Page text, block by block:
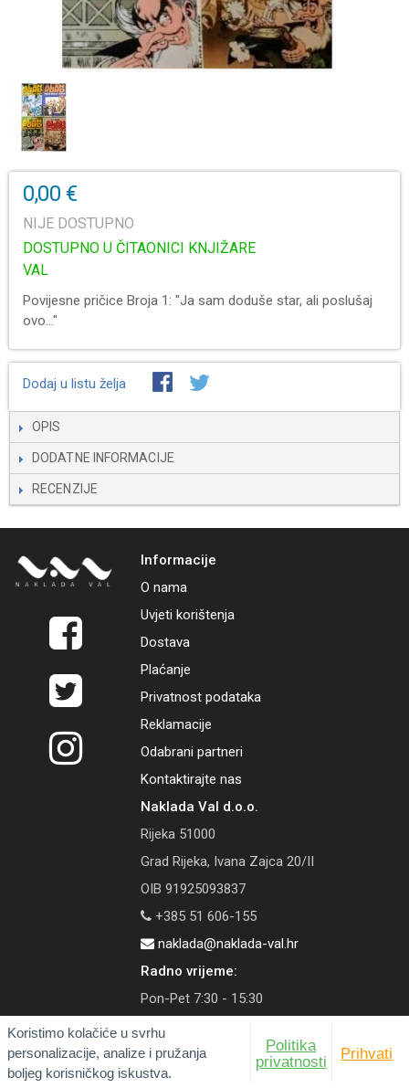
Koristimo kolačiće u svrhu
personalizacije, analize i pružanja
boljeg korisničkog iskustva.
Politika
privatnosti
Prihvati
0,00 €
NIJE DOSTUPNO
DOSTUPNO U ČITAONICI KNJIŽARE
VAL
Povijesne pričice Broja 1: "Ja sam doduše star, ali poslušaj
ovo..."
Dodaj u listu želja
OPIS
DODATNE INFORMACIJE
RECENZIJE
Informacije
O nama
Uvjeti korištenja
Dostava
Plaćanje
Privatnost podataka
Reklamacije
Odabrani partneri
Kontaktirajte nas
Naklada Val d.o.o.
Rijeka 51000
Grad Rijeka, Ivana Zajca 20/II
OIB 91925093837
+385 51 606-155
naklada@naklada-val.hr
Radno vrijeme:
Pon-Pet 7:30 - 15:30
© 2026 Naklada Val | Tečaj konverzije: 1 EUR = 7,53450 HRK